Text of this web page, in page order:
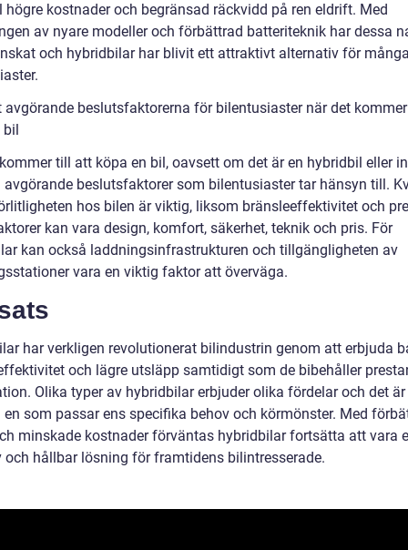
högre kostnader och begränsad räckvidd på ren eldrift. Med
av nyare modeller och förbättrad batteriteknik har dessa
och hybridbilar har blivit ett attraktivt alternativ för
avgörande beslutsfaktorerna för bilentusiaster när det
till att köpa en bil, oavsett om det är en hybridbil eller
avgörande beslutsfaktorer som bilentusiaster tar hänsyn till.
hos bilen är viktig, liksom bränsleeffektivitet och
kan vara design, komfort, säkerhet, teknik och pris. För
kan också laddningsinfrastrukturen och tillgängligheten av
vara en viktig faktor att överväga.
har verkligen revolutionerat bilindustrin genom att erbjuda
och lägre utsläpp samtidigt som de bibehåller
Olika typer av hybridbilar erbjuder olika fördelar och det
som passar ens specifika behov och körmönster. Med
minskade kostnader förväntas hybridbilar fortsätta att vara
och hållbar lösning för framtidens bilintresserade.